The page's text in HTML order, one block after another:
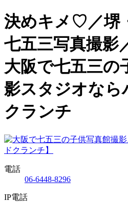
決めキメ♡／堺
七五三写真撮影
大阪で七五三の
影スタジオなら
クランチ
電話
06-6448-8296
IP電話